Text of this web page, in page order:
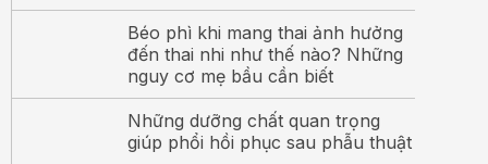
Béo phì khi mang thai ảnh hưởng
đến thai nhi như thế nào? Những
nguy cơ mẹ bầu cần biết
Những dưỡng chất quan trọng
giúp phổi hồi phục sau phẫu thuật